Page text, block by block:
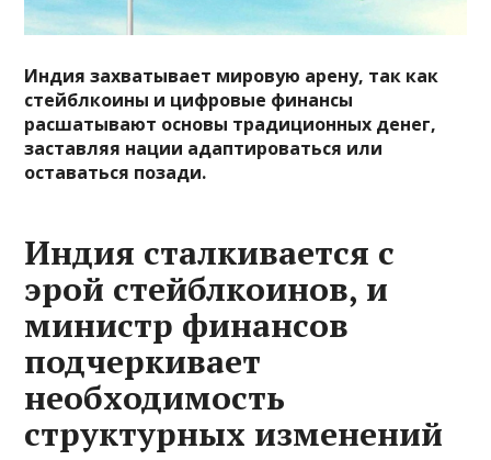
Индия захватывает мировую арену, так как
стейблкоины и цифровые финансы
расшатывают основы традиционных денег,
заставляя нации адаптироваться или
оставаться позади.
Индия сталкивается с
эрой стейблкоинов, и
министр финансов
подчеркивает
необходимость
структурных изменений